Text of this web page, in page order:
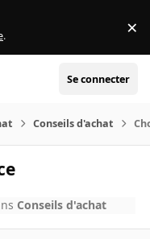
. ×
Se connecter
Conseils d'achat
Conseils d'achat